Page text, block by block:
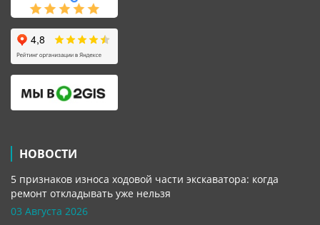
НОВОСТИ
5 признаков износа ходовой части экскаватора: когда
ремонт откладывать уже нельзя
03 Августа 2026